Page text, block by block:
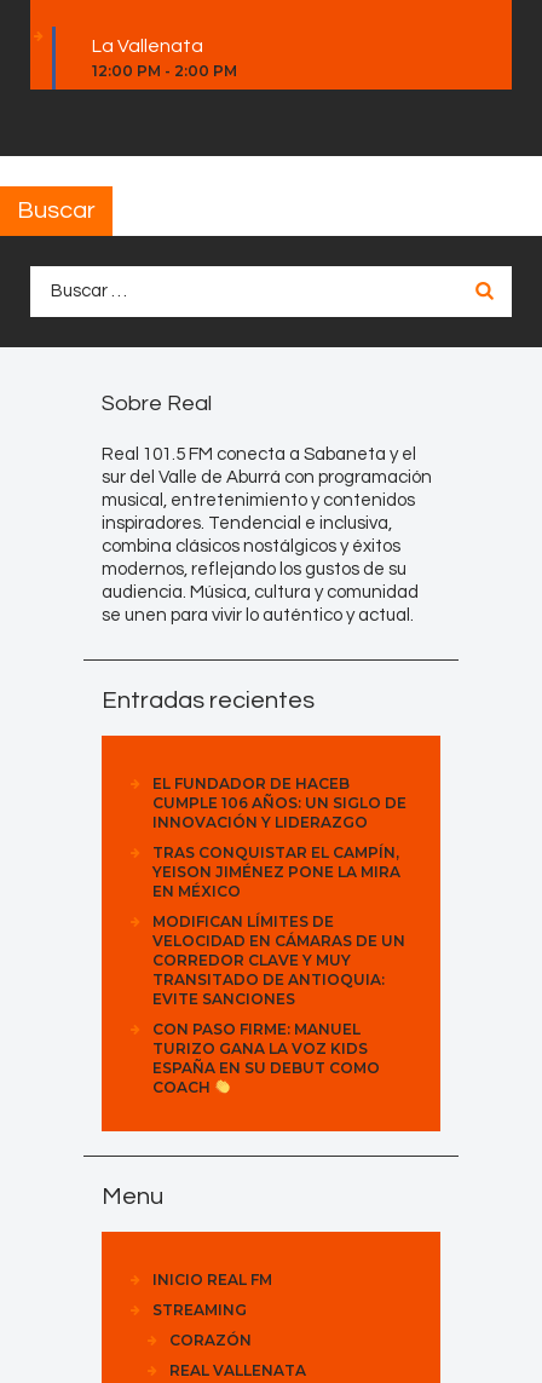
La Vallenata
12:00 PM - 2:00 PM
Buscar
Sobre Real
Real 101.5 FM conecta a Sabaneta y el
sur del Valle de Aburrá con programación
musical, entretenimiento y contenidos
inspiradores. Tendencial e inclusiva,
combina clásicos nostálgicos y éxitos
modernos, reflejando los gustos de su
audiencia. Música, cultura y comunidad
se unen para vivir lo auténtico y actual.
Entradas recientes
EL FUNDADOR DE HACEB
CUMPLE 106 AÑOS: UN SIGLO DE
INNOVACIÓN Y LIDERAZGO
TRAS CONQUISTAR EL CAMPÍN,
YEISON JIMÉNEZ PONE LA MIRA
EN MÉXICO
MODIFICAN LÍMITES DE
VELOCIDAD EN CÁMARAS DE UN
CORREDOR CLAVE Y MUY
TRANSITADO DE ANTIOQUIA:
EVITE SANCIONES
CON PASO FIRME: MANUEL
TURIZO GANA LA VOZ KIDS
ESPAÑA EN SU DEBUT COMO
COACH
Menu
INICIO REAL FM
STREAMING
CORAZÓN
REAL VALLENATA